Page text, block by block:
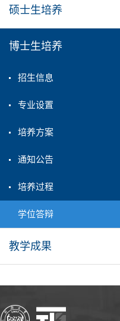
硕士生培养
博士生培养
招生信息
专业设置
培养方案
通知公告
培养过程
学位答辩
教学成果